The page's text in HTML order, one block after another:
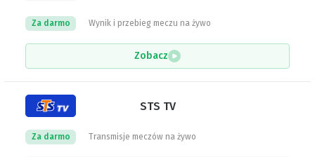
Wynik i przebieg meczu na żywo
Za darmo
Zobacz
STS TV
Transmisje meczów na żywo
Za darmo